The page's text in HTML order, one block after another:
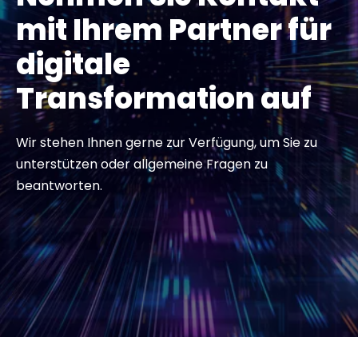
Exclusive Access Anmeldung
Exclusive Access - Erfahren Sie
Kontakt
#weareexclusive
mit Ihrem Partner für
digitale
Transformation auf
Wir stehen Ihnen gerne zur Verfügung, um Sie zu
unterstützen oder allgemeine Fragen zu
beantworten.